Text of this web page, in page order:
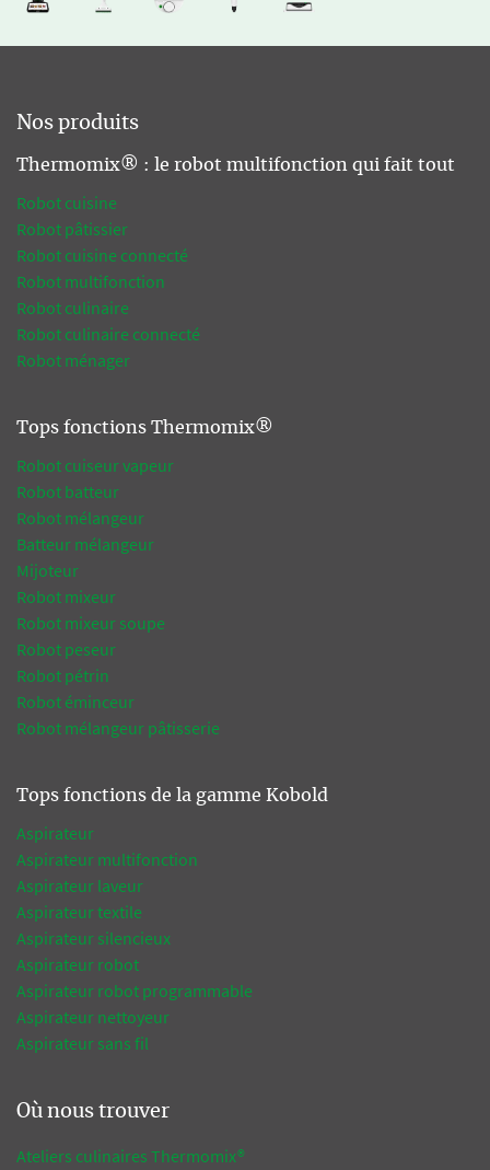
Nos produits
Thermomix® : le robot multifonction qui fait tout
Robot cuisine
Robot pâtissier
Robot cuisine connecté
Robot multifonction
Robot culinaire
Robot culinaire connecté
Robot ménager
Tops fonctions Thermomix®
Robot cuiseur vapeur
Robot batteur
Robot mélangeur
Batteur mélangeur
Mijoteur
Robot mixeur
Robot mixeur soupe
Robot peseur
Robot pétrin
Robot éminceur
Robot mélangeur pâtisserie
Tops fonctions de la gamme Kobold
Aspirateur
Aspirateur multifonction
Aspirateur laveur
Aspirateur textile
Aspirateur silencieux
Aspirateur robot
Aspirateur robot programmable
Aspirateur nettoyeur
Aspirateur sans fil
Où nous trouver
Ateliers culinaires Thermomix®